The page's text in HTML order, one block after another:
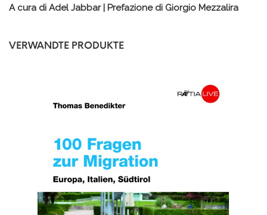
A cura di Adel Jabbar | Prefazione di Giorgio Mezzalira
VERWANDTE PRODUKTE